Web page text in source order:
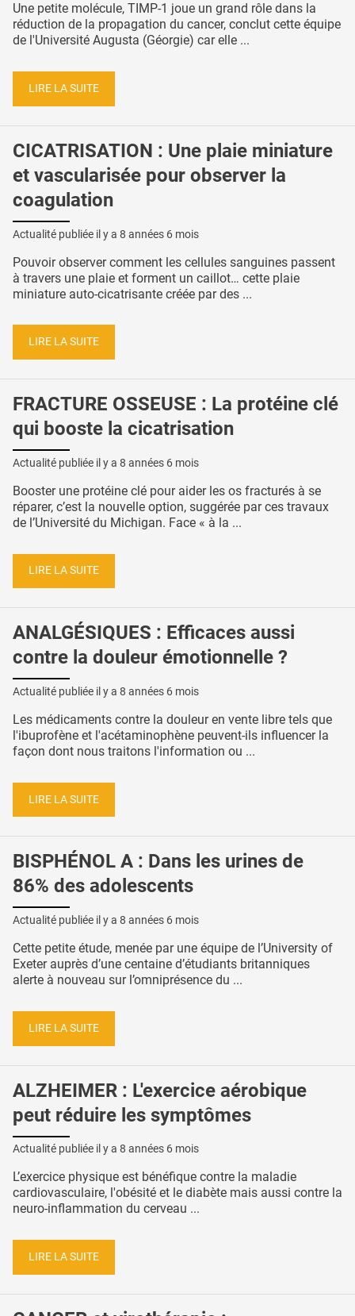
Une petite molécule, TIMP-1 joue un grand rôle dans la
réduction de la propagation du cancer, conclut cette équipe
de l'Université Augusta (Géorgie) car elle ...
LIRE LA SUITE
CICATRISATION : Une plaie miniature
et vascularisée pour observer la
coagulation
Actualité publiée il y a 8 années 6 mois
Pouvoir observer comment les cellules sanguines passent
à travers une plaie et forment un caillot… cette plaie
miniature auto-cicatrisante créée par des ...
LIRE LA SUITE
FRACTURE OSSEUSE : La protéine clé
qui booste la cicatrisation
Actualité publiée il y a 8 années 6 mois
Booster une protéine clé pour aider les os fracturés à se
réparer, c’est la nouvelle option, suggérée par ces travaux
de l’Université du Michigan. Face « à la ...
LIRE LA SUITE
ANALGÉSIQUES : Efficaces aussi
contre la douleur émotionnelle ?
Actualité publiée il y a 8 années 6 mois
Les médicaments contre la douleur en vente libre tels que
l'ibuprofène et l'acétaminophène peuvent-ils influencer la
façon dont nous traitons l'information ou ...
LIRE LA SUITE
BISPHÉNOL A : Dans les urines de
86% des adolescents
Actualité publiée il y a 8 années 6 mois
Cette petite étude, menée par une équipe de l’University of
Exeter auprès d’une centaine d’étudiants britanniques
alerte à nouveau sur l’omniprésence du ...
LIRE LA SUITE
ALZHEIMER : L'exercice aérobique
peut réduire les symptômes
Actualité publiée il y a 8 années 6 mois
L’exercice physique est bénéfique contre la maladie
cardiovasculaire, l'obésité et le diabète mais aussi contre la
neuro-inflammation du cerveau ...
LIRE LA SUITE